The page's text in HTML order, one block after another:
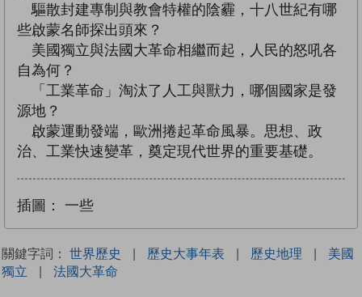
驅散封建專制與教會特權的陰霾，十八世紀有哪
些啟蒙名師探出頭來？
美國獨立與法國大革命相繼而起，人民的怒吼各
自為何？
「工業革命」淘汰了人工與獸力，哪個國家是發
源地？
啟蒙運動發端，歐洲捲起革命風暴。思想、政
治、工業快速變革，奠定現代世界的重要基礎。
插圖： 一些
關鍵字詞： 世界歷史 | 歷史大事年表 | 歷史地理 |
美國
獨立
| 法國大革命